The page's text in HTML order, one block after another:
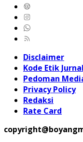
Disclaimer
Kode Etik
Pedoman
Privacy Policy
Redaksi
Rate Card